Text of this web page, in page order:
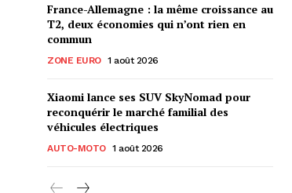
France-Allemagne : la même croissance au
T2, deux économies qui n’ont rien en
commun
ZONE EURO 1 août 2026
Xiaomi lance ses SUV SkyNomad pour
reconquérir le marché familial des
véhicules électriques
AUTO-MOTO 1 août 2026